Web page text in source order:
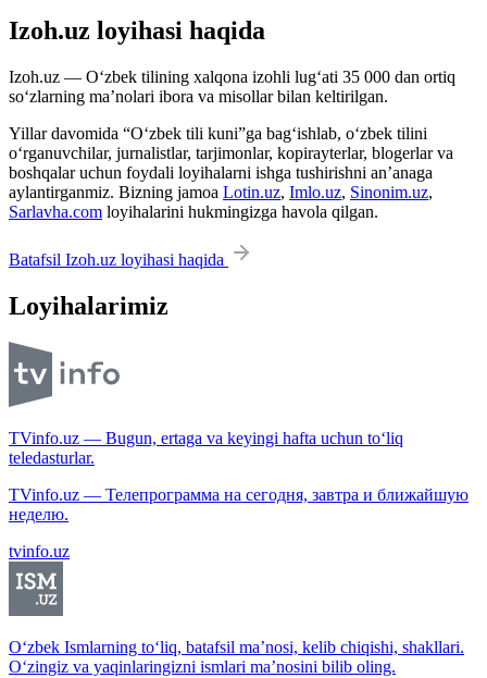
Izoh.uz loyihasi haqida
Izoh.uz — O‘zbek tilining xalqona izohli lug‘ati 35 000 dan ortiq
so‘zlarning ma’nolari ibora va misollar bilan keltirilgan.
Yillar davomida “O‘zbek tili kuni”ga bag‘ishlab, o‘zbek tilini
o‘rganuvchilar, jurnalistlar, tarjimonlar, kopirayterlar, blogerlar va
boshqalar uchun foydali loyihalarni ishga tushirishni an’anaga
aylantirganmiz. Bizning jamoa Lotin.uz, Imlo.uz, Sinonim.uz,
Sarlavha.com loyihalarini hukmingizga havola qilgan.
Batafsil Izoh.uz loyihasi haqida
Loyihalarimiz
TVinfo.uz — Bugun, ertaga va keyingi hafta uchun to‘liq
teledasturlar.
TVinfo.uz — Телепрограмма на сегодня, завтра и ближайшую
неделю.
tvinfo.uz
O‘zbek Ismlarning to‘liq, batafsil ma’nosi, kelib chiqishi, shakllari.
O‘zingiz va yaqinlaringizni ismlari ma’nosini bilib oling.